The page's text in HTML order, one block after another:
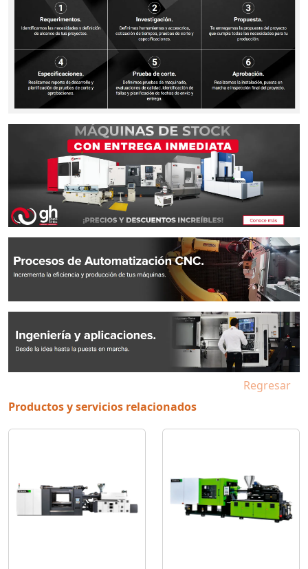
Regresar
Productos y servicios relacionados